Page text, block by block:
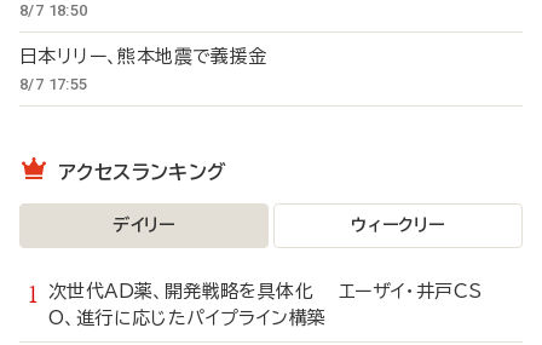
8/7 18:50
日本リリー、熊本地震で義援金
8/7 17:55
アクセスランキング
デイリー ウィークリー
次世代AD薬、開発戦略を具体化 エーザイ・井戸CS
O、進行に応じたパイプライン構築